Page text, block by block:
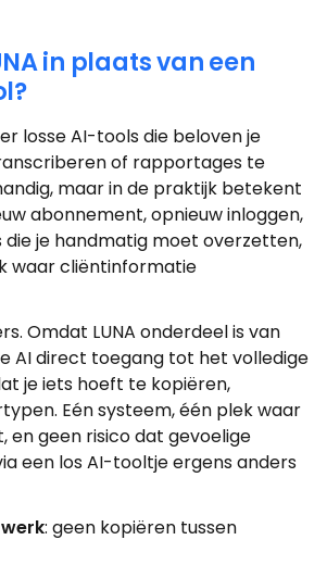
in plaats van een
losse AI-tools die beloven je
of rapportages te
maar in de praktijk betekent
abonnement, opnieuw inloggen,
die je handmatig moet overzetten,
waar cliëntinformatie
Omdat LUNA onderdeel is van
AI direct toegang tot het volledige
je iets hoeft te kopiëren,
Eén systeem, één plek waar
en geen risico dat gevoelige
een los AI-tooltje ergens anders
: geen kopiëren tussen